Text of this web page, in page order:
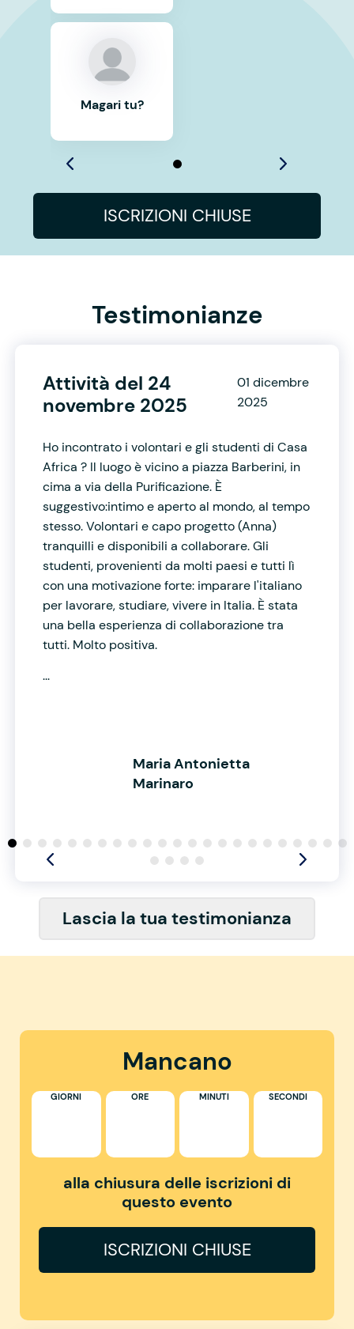
Magari tu?
ISCRIZIONI CHIUSE
Testimonianze
Attività del 24
novembre 2025
01 dicembre
2025
Ho incontrato i volontari e gli studenti di Casa
Africa ? Il luogo è vicino a piazza Barberini, in
cima a via della Purificazione. È
suggestivo:intimo e aperto al mondo, al tempo
stesso. Volontari e capo progetto (Anna)
tranquilli e disponibili a collaborare. Gli
studenti, provenienti da molti paesi e tutti lì
con una motivazione forte: imparare l'italiano
per lavorare, studiare, vivere in Italia. È stata
una bella esperienza di collaborazione tra
tutti. Molto positiva.
...
Maria Antonietta
Marinaro
Lascia la tua testimonianza
Mancano
GIORNI ORE MINUTI SECONDI
alla chiusura delle iscrizioni di
questo evento
ISCRIZIONI CHIUSE